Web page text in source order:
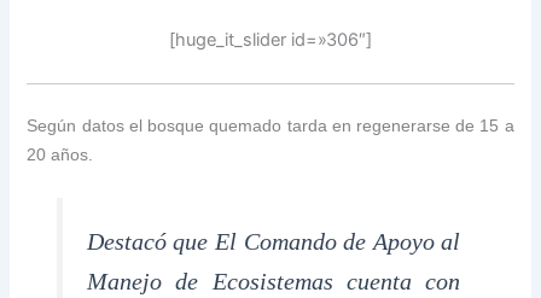
[huge_it_slider id=»306″]
Según datos el bosque quemado tarda en regenerarse de 15 a
20 años.
Destacó que El Comando de Apoyo al
Manejo de Ecosistemas cuenta con